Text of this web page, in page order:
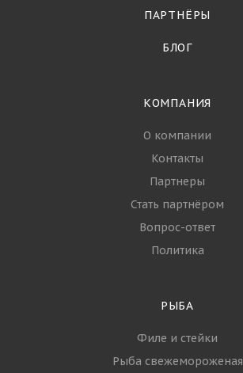
ПАРТНЁРЫ
БЛОГ
КОМПАНИЯ
О компании
Контакты
Партнеры
Стать партнёром
Вопрос-ответ
Политика
РЫБА
Филе и стейки
Рыба свежемороженая